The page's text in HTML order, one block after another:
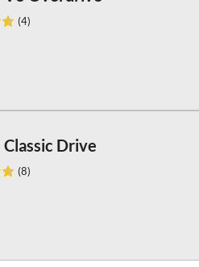
(4)
Drive
(8)